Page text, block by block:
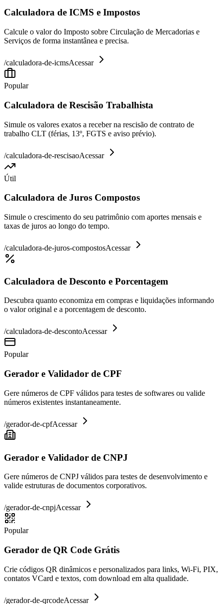
Calculadora de ICMS e Impostos
Calcule o valor do Imposto sobre Circulação de Mercadorias e
Serviços de forma instantânea e precisa.
/calculadora-de-icmsAcessar
Popular
Calculadora de Rescisão Trabalhista
Simule os valores exatos a receber na rescisão de contrato de
trabalho CLT (férias, 13º, FGTS e aviso prévio).
/calculadora-de-rescisaoAcessar
Útil
Calculadora de Juros Compostos
Simule o crescimento do seu patrimônio com aportes mensais e
taxas de juros ao longo do tempo.
/calculadora-de-juros-compostosAcessar
Calculadora de Desconto e Porcentagem
Descubra quanto economiza em compras e liquidações informando
o valor original e a porcentagem de desconto.
/calculadora-de-descontoAcessar
Popular
Gerador e Validador de CPF
Gere números de CPF válidos para testes de softwares ou valide
números existentes instantaneamente.
/gerador-de-cpfAcessar
Gerador e Validador de CNPJ
Gere números de CNPJ válidos para testes de desenvolvimento e
valide estruturas de documentos corporativos.
/gerador-de-cnpjAcessar
Popular
Gerador de QR Code Grátis
Crie códigos QR dinâmicos e personalizados para links, Wi-Fi, PIX,
contatos VCard e textos, com download em alta qualidade.
/gerador-de-qrcodeAcessar